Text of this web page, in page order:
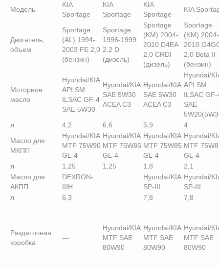
Модель
KIA
Sportage
KIA
Sportage
KIA
Sportage
KIA
Двигатель,
объем
Sportage
(AL) 1994-
2003 FE 2,0
(бензин)
Sportage
1996-1999
2.2 D
(дизель)
Sportage
(KM) 2004-
2010 D4EA
2,0 CRDI
(дизель)
Sportage
(KM) 2004-
2010
2,0 Beta II
(бензин)
Моторное
масло
Hyundai/KIA
API SM
ILSAC GF-4
SAE 5W30
Hyundai/KIA
SAE 5W30
ACEA C3
Hyundai/KIA
SAE 5W30
ACEA C3
Hyundai/
API SM
ILSAC GF-
SAE
л
4,2 6,6 5,9
4
Масло для
МКПП
Hyundai/KIA
MTF 75W90
GL-4
Hyundai/KIA
MTF 75W85
GL-4
Hyundai/KIA
MTF 75W85
GL-4
Hyundai/
MTF
GL-4
л
1,25 1,25 1,8
2,1
Масло для
АКПП
DEXRON-
IIIH
Hyundai/KIA
SP-III
Hyundai/
SP-III
л
6,3 7,8 7,8
Раздаточная
коробка
—
Hyundai/KIA
MTF SAE
80W90
Hyundai/KIA
MTF SAE
80W90
Hyundai/
MTF SAE
80W90